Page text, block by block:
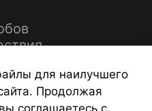
для наилучшего
Продолжая
соглашаетесь с